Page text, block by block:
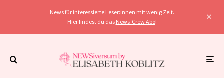
News für interessierte Leser:innen mit wenig Zeit.
Hier findest du das News-Crew Abo!